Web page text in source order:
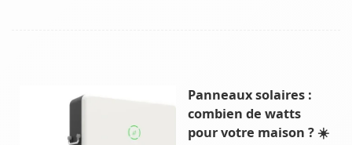
Panneaux solaires :
combien de watts
pour votre maison ? ☀️